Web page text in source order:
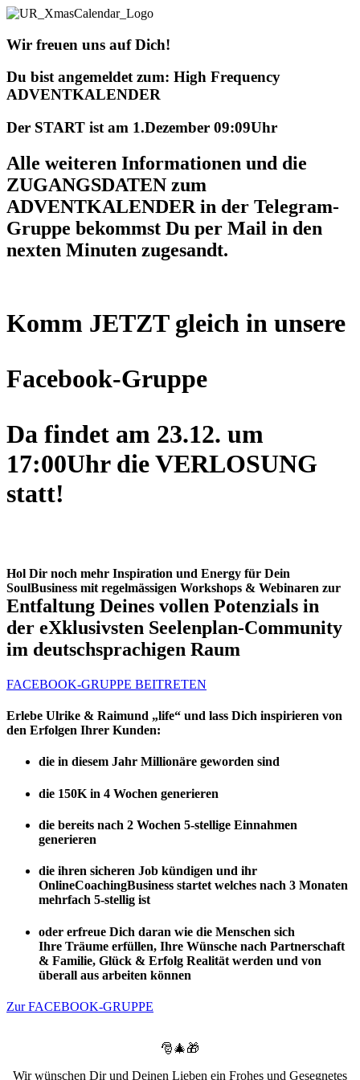
Wir freuen uns auf Dich!
Du bist angemeldet zum: High Frequency
ADVENTKALENDER
Der START ist am 1.Dezember 09:09Uhr
Alle weiteren Informationen und die
ZUGANGSDATEN zum
ADVENTKALENDER in der Telegram-
Gruppe bekommst Du per Mail in den
nexten Minuten zugesandt.
Komm JETZT gleich in unsere
Facebook-Gruppe
Da findet am 23.12. um
17:00Uhr die VERLOSUNG
statt!
Hol Dir noch mehr Inspiration und Energy für Dein
SoulBusiness mit regelmässigen Workshops & Webinaren zur
Entfaltung Deines vollen Potenzials in
der eXklusivsten Seelenplan-Community
im deutschsprachigen Raum
FACEBOOK-GRUPPE BEITRETEN
Erlebe Ulrike & Raimund „life“ und lass Dich inspirieren von
den Erfolgen Ihrer Kunden:
die in diesem Jahr Millionäre geworden sind
die 150K in 4 Wochen generieren
die bereits nach 2 Wochen 5-stellige Einnahmen
generieren
die ihren sicheren Job kündigen und ihr
OnlineCoachingBusiness startet welches nach 3 Monaten
mehrfach 5-stellig ist
oder erfreue Dich daran wie die Menschen sich
Ihre Träume erfüllen, Ihre Wünsche nach Partnerschaft
& Familie, Glück & Erfolg Realität werden und von
überall aus arbeiten können
Zur FACEBOOK-GRUPPE
🎅🎄🎁
Wir wünschen Dir und Deinen Lieben ein Frohes und Gesegnetes